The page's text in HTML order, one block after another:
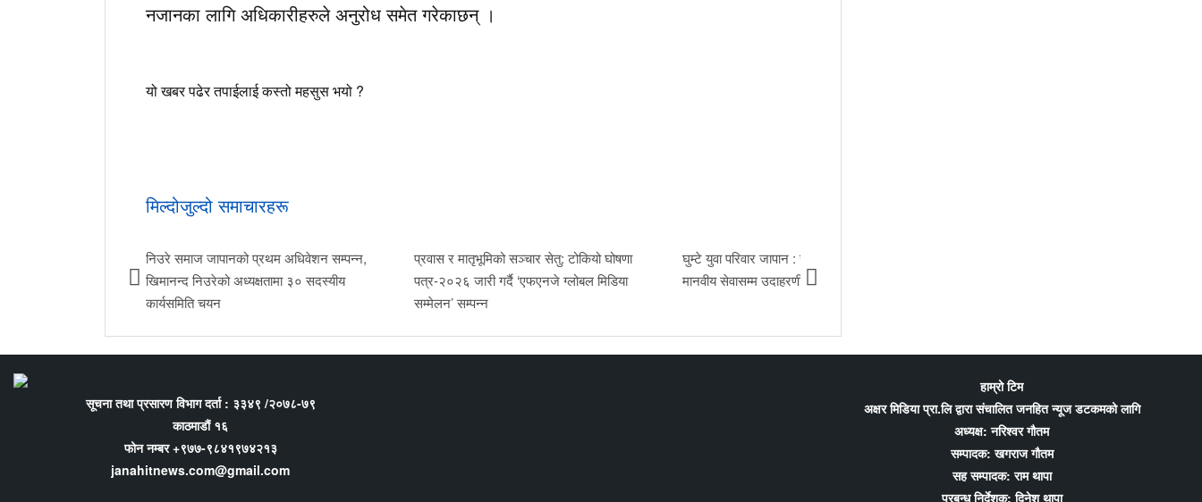
नजानका लागि अधिकारीहरुले अनुरोध समेत गरेकाछन् ।
यो खबर पढेर तपाईलाई कस्तो महसुस भयो ?
मिल्दोजुल्दो समाचारहरू
निउरे समाज जापानको प्रथम अधिवेशन सम्पन्न,
खिमानन्द निउरेको अध्यक्षतामा ३० सदस्यीय
कार्यसमिति चयन
प्रवास र मातृभूमिको सञ्चार सेतु: टोकियो घोषणा
पत्र-२०२६ जारी गर्दै ‘एफएनजे ग्लोबल मिडिया
सम्मेलन’ सम्पन्न
घुम्टे युवा परिवार जापान : खेलकुददेखि शिक्षा र
मानवीय सेवासम्म उदाहरणीय अभियान
सूचना तथा प्रसारण विभाग दर्ता : ३३४९ /२०७८-७९
काठमाडौं १६
फोन नम्बर +९७७-९८४१९७४२१३
janahitnews.com@gmail.com
हाम्रो टिम
अक्षर मिडिया प्रा.लि द्वारा संचालित जनहित न्यूज डटकमको लागि
अध्यक्ष: नरिश्वर गौतम
सम्पादक: खगराज गौतम
सह सम्पादक: राम थापा
प्रबन्ध निर्देशक: दिनेश थापा